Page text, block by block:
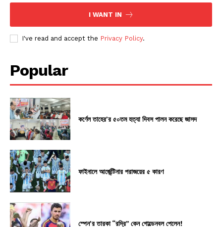
I WANT IN
I've read and accept the Privacy Policy.
Popular
কর্ণেল তাহের’র ৫০তম হত্যা দিবস পালন করেছে জাসদ
ফাইনালে আর্জেন্টিনার পরাজয়ের ৫ কারণ
স্পেন’র তারকা “রদ্রি” কেন গোল্ডেনবল পেলেন!